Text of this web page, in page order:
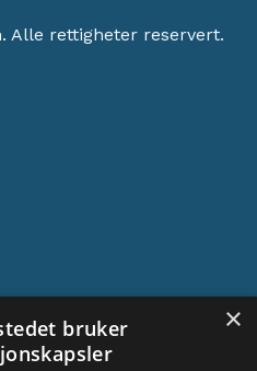
Alle rettigheter reservert.
×
bruker